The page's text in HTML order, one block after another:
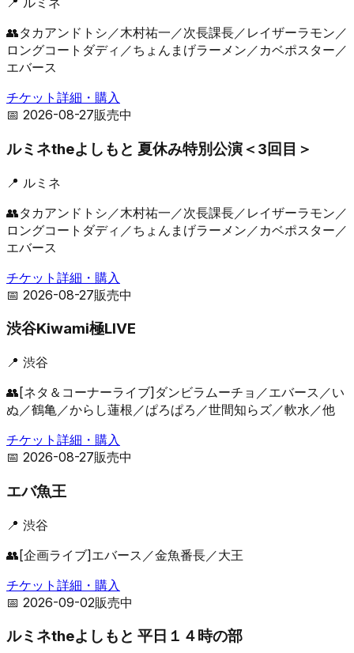
👥タカアンドトシ／木村祐一／次長課長／レイザーラモン／
ロングコートダディ／ちょんまげラーメン／カベポスター／
エバース
チケット詳細・購入
📅 2026-08-27販売中
ルミネtheよしもと 夏休み特別公演＜3回目＞
📍 ルミネ
👥タカアンドトシ／木村祐一／次長課長／レイザーラモン／
ロングコートダディ／ちょんまげラーメン／カベポスター／
エバース
チケット詳細・購入
📅 2026-08-27販売中
渋谷Kiwami極LIVE
📍 渋谷
👥 [ネタ＆コーナーライブ]ダンビラムーチョ／エバース／い
ぬ／鶴亀／からし蓮根／ぱろぱろ／世間知らズ／軟水／他
チケット詳細・購入
📅 2026-08-27販売中
エバ魚王
📍 渋谷
👥[企画ライブ]エバース／金魚番長／大王
チケット詳細・購入
📅 2026-09-02販売中
ルミネtheよしもと 平日１４時の部